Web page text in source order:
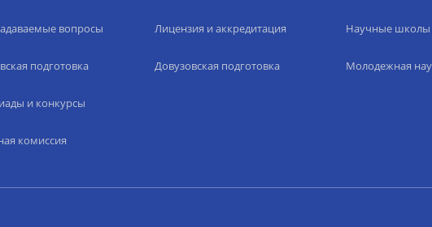
вопросы
подготовка
и конкурсы
комиссия
Лицензия и аккредитация
Довузовская подготовка
Научные школы
Молодежная